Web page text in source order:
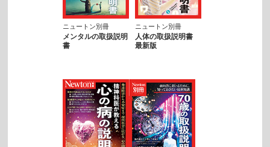
ニュートン別冊
メンタルの取扱説明
書
ニュートン別冊
人体の取扱説明書
最新版